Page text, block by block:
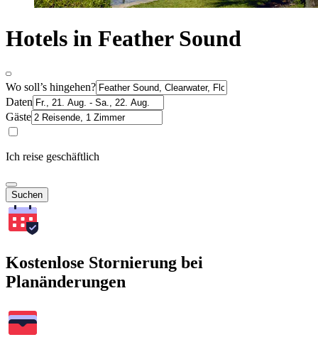
Hotels in Feather Sound
Wo soll’s hingehen?
Daten
Gäste
Ich reise geschäftlich
Suchen
Kostenlose Stornierung bei
Planänderungen